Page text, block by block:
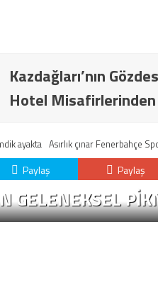
Kazdağları’nın
Hotel Misafirlerinden
ayakta Asırlık çınar Fenerbahçe
Paylaş Paylaş
GELENEKSEL